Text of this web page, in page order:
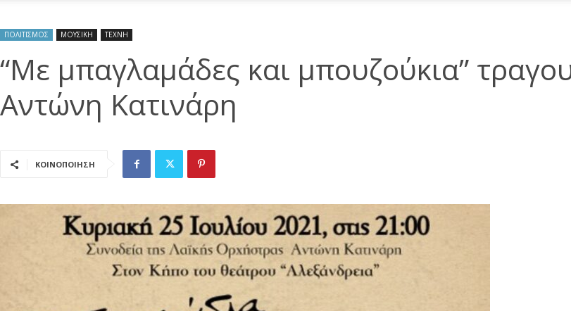
ΠΟΛΙΤΙΣΜΟΣ ΜΟΥΣΙΚΗ ΤΕΧΝΗ
“Με μπαγλαμάδες και μπουζούκια”
Αντώνη Κατινάρη
ΚΟΙΝΟΠΟΙΗΣΗ